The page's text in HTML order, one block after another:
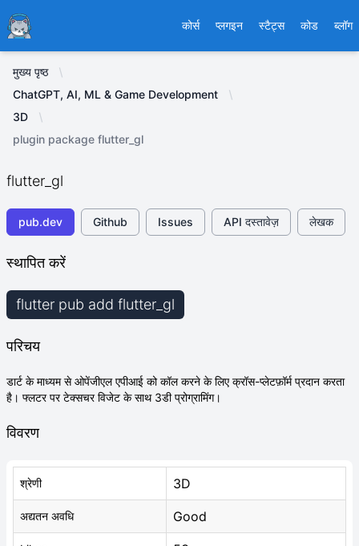
Ducafecat कोर्स प्लगइन स्टैट्स कोड ब्लॉग
मुख्य पृष्ठ
ChatGPT, AI, ML & Game Development
3D
plugin package flutter_gl
flutter_gl
pub.dev Github Issues API दस्तावेज़ लेखक
स्थापित करें
flutter pub add flutter_gl
परिचय
डार्ट के माध्यम से ओपेंजीएल एपीआई को कॉल करने के लिए क्रॉस-प्लेटफ़ॉर्म प्रदान करता
है। फ्लटर पर टेक्सचर विजेट के साथ 3डी प्रोग्रामिंग।
विवरण
श्रेणी 3D
अद्यतन अवधि Good